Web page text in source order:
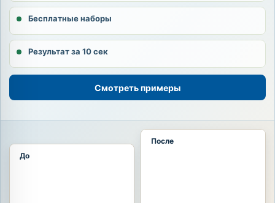
Бесплатные наборы
Результат за 10 сек
Смотреть примеры
До
После